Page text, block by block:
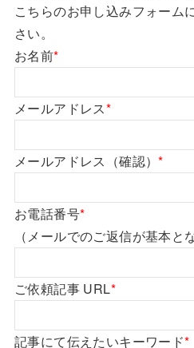
こちらのお申し込みフォーム
さい。
お名前*
メールアドレス*
メールアドレス（確認）*
お電話番号*
（メールでのご返信が基本と
ご依頼記事 URL*
記事にて伝えたいキーワード*